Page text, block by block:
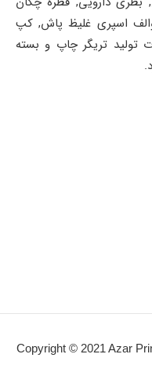
اسپری غلیظ پاش, کپ
تولید تریگر چاپ و بسته
Copyright © 2021 Azar